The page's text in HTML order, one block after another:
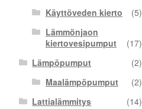
Käyttöveden kierto
(5)
Lämmönjaon
kiertovesipumput
(17)
Lämpöpumput
(2)
Maalämpöpumput
(2)
Lattialämmitys
(14)